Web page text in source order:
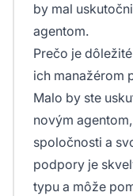
by mal
agentom.
Prečo je
ich manažérom
Malo by ste
novým
spoločnosti a
podpory je
typu a môže